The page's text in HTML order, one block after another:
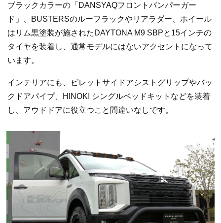
ブラックカラーの「DANSYAQフロントバンパーガー
ド」、BUSTERSのルーフラックやリアラダー、ホイール
はリム黒塗装が施されたDAYTONA M9 SBPと15インチの
タイヤを装着し、通常モデルにはないアクセントになって
います。
インテリアにも、ビレットサイドアシストグリップやバッ
クドアパイプ、HINOKI シングルベッドキットなどを装着
し、アウドドアに役立つこと間違いなしです。